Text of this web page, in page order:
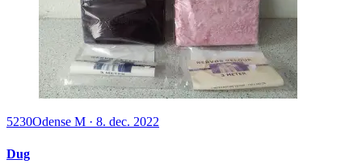
5230Odense M · 8. dec. 2022
Dug